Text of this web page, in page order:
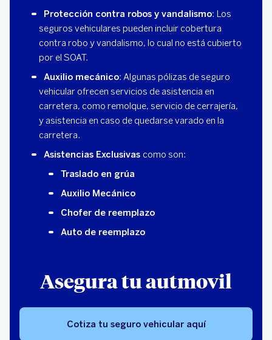
Protección contra robos y vandalismo: Los
seguros vehiculares pueden incluir cobertura
contra robo y vandalismo, lo cual no está cubierto
por el SOAT.
Auxilio mecánico: Algunas pólizas de seguro
vehicular ofrecen servicios de asistencia en
carretera, como remolque, servicio de cerrajería,
y asistencia en caso de quedarse varado en la
carretera.
Asistencias Exclusivas como son:
Traslado en grúa
Auxilio Mecánico
Chofer de reemplazo
Auto de reemplazo
Asegura tu autmovil
Cotiza tu seguro vehicular aquí